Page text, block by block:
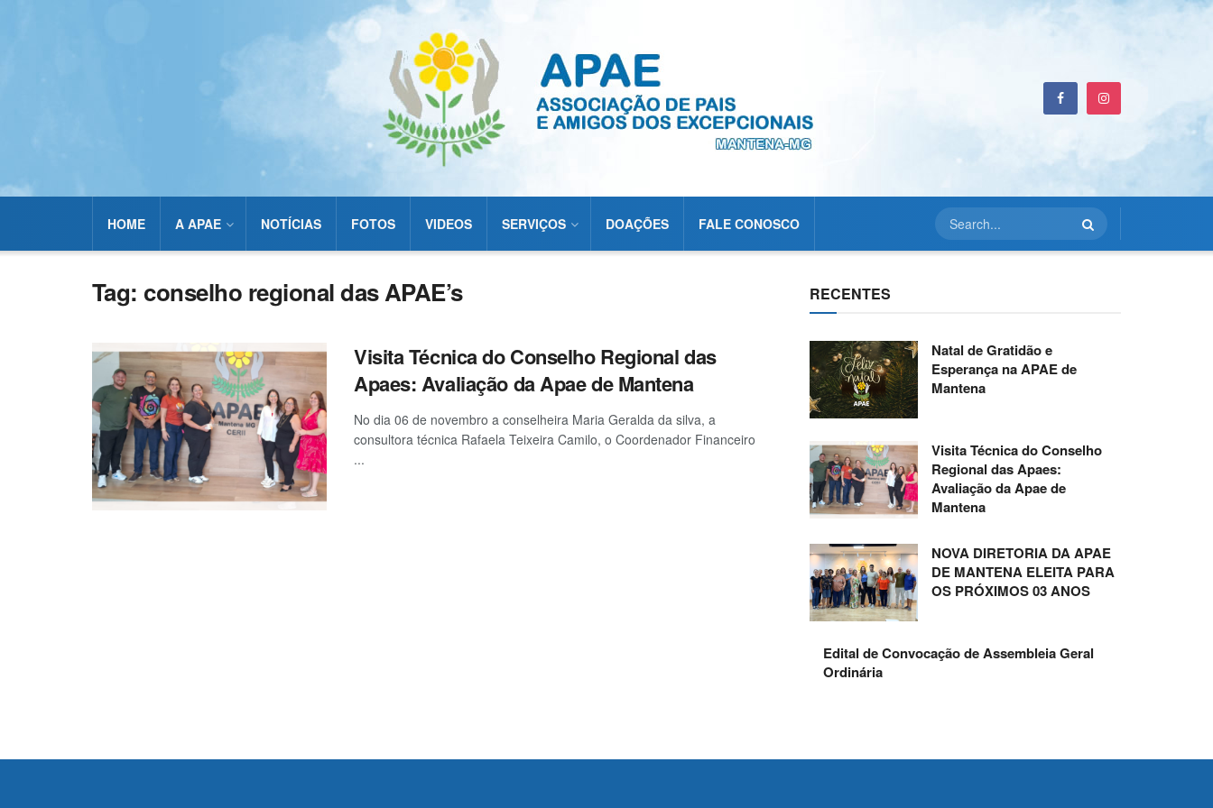
HOME A APAE NOTÍCIAS FOTOS VIDEOS SERVIÇOS DOAÇÕES FALE CONOSCO
Tag: conselho regional das APAE’s
Visita Técnica do Conselho Regional das
Apaes: Avaliação da Apae de Mantena
No dia 06 de novembro a conselheira Maria Geralda da silva, a
consultora técnica Rafaela Teixeira Camilo, o Coordenador Financeiro
...
RECENTES
Natal de Gratidão e
Esperança na APAE de
Mantena
Visita Técnica do Conselho
Regional das Apaes:
Avaliação da Apae de
Mantena
NOVA DIRETORIA DA APAE
DE MANTENA ELEITA PARA
OS PRÓXIMOS 03 ANOS
Edital de Convocação de Assembleia Geral
Ordinária